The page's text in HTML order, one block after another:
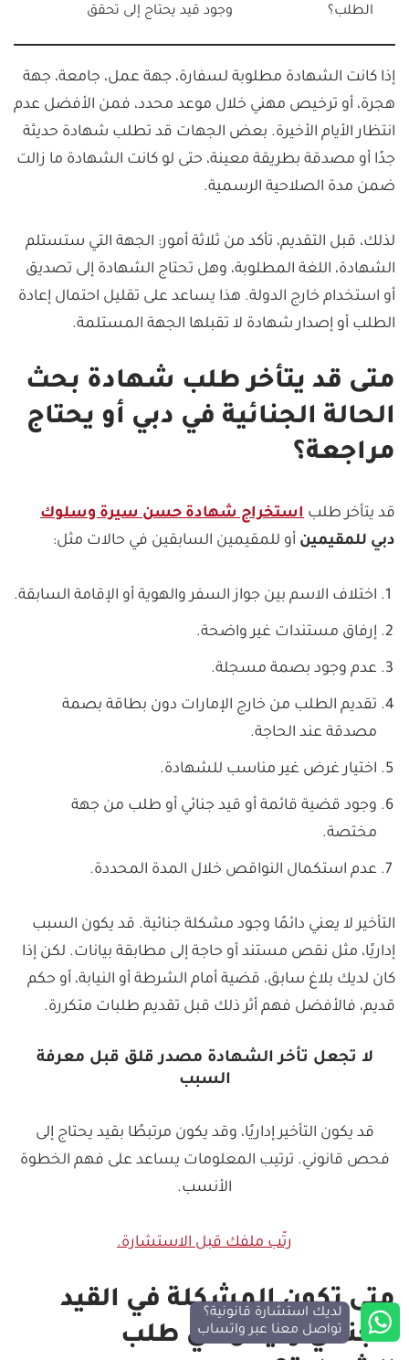
الطلب؟
وجود قيد يحتاج إلى تحقق
إذا كانت الشهادة مطلوبة لسفارة، جهة عمل، جامعة، جهة
هجرة، أو ترخيص مهني خلال موعد محدد، فمن الأفضل عدم
انتظار الأيام الأخيرة. بعض الجهات قد تطلب شهادة حديثة
جدًا أو مصدقة بطريقة معينة، حتى لو كانت الشهادة ما زالت
ضمن مدة الصلاحية الرسمية.
لذلك، قبل التقديم، تأكد من ثلاثة أمور: الجهة التي ستستلم
الشهادة، اللغة المطلوبة، وهل تحتاج الشهادة إلى تصديق
أو استخدام خارج الدولة. هذا يساعد على تقليل احتمال إعادة
الطلب أو إصدار شهادة لا تقبلها الجهة المستلمة.
متى قد يتأخر طلب شهادة بحث
الحالة الجنائية في دبي أو يحتاج
مراجعة؟
قد يتأخر طلب استخراج شهادة حسن سيرة وسلوك
دبي للمقيمين أو للمقيمين السابقين في حالات مثل:
اختلاف الاسم بين جواز السفر والهوية أو الإقامة السابقة.
إرفاق مستندات غير واضحة.
عدم وجود بصمة مسجلة.
تقديم الطلب من خارج الإمارات دون بطاقة بصمة
مصدقة عند الحاجة.
اختيار غرض غير مناسب للشهادة.
وجود قضية قائمة أو قيد جنائي أو طلب من جهة
مختصة.
عدم استكمال النواقص خلال المدة المحددة.
التأخير لا يعني دائمًا وجود مشكلة جنائية. قد يكون السبب
إداريًا، مثل نقص مستند أو حاجة إلى مطابقة بيانات. لكن إذا
كان لديك بلاغ سابق، قضية أمام الشرطة أو النيابة، أو حكم
قديم، فالأفضل فهم أثر ذلك قبل تقديم طلبات متكررة.
لا تجعل تأخر الشهادة مصدر قلق قبل معرفة
السبب
قد يكون التأخير إداريًا، وقد يكون مرتبطًا بقيد يحتاج إلى
فحص قانوني. ترتيب المعلومات يساعد على فهم الخطوة
الأنسب.
رتّب ملفك قبل الاستشارة.
متى تكون المشكلة في القيد
الجنائي وليس في طلب
لديك استشارة قانونية؟
تواصل معنا عبر واتساب